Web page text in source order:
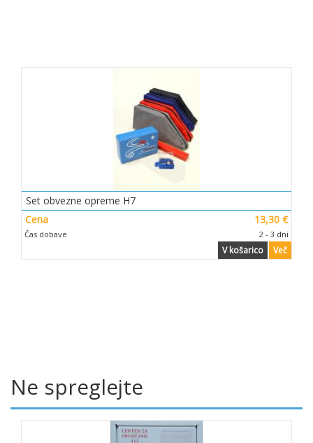
Set obvezne opreme H7
Cena
13,30 €
Čas dobave 2 - 3 dni
Več
V košarico
Ne spreglejte